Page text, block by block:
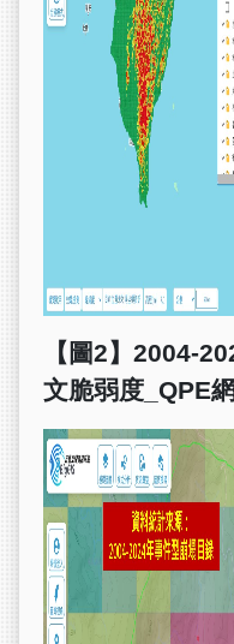
【圖2】 2004-
文脆弱度 _QPE